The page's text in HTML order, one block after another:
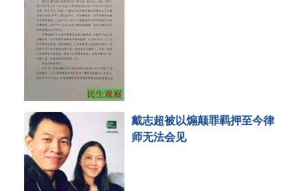
戴志超被以煽颠罪羁押至今律
师无法会见